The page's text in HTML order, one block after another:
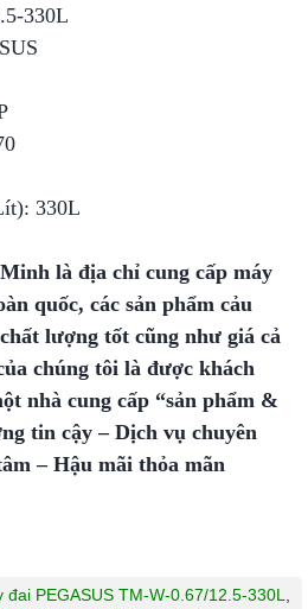
330L
330L
là địa chỉ cung cấp máy
quốc, các sản phẩm cảu
lượng tốt cũng như giá cả
chúng tôi là được khách
nhà cung cấp “sản phẩm &
tin cậy – Dịch vụ chuyên
– Hậu mãi thỏa mãn
đai PEGASUS TM-W-0.67/12.5-330L,